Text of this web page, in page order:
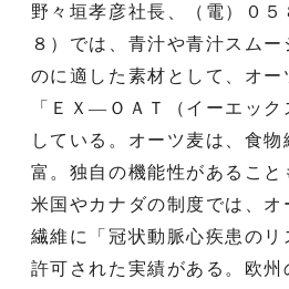
野々垣孝彦社長、（電）０
８）では、青汁や青汁スム
のに適した素材として、オー
「ＥＸ―ＯＡＴ（イーエック
している。オーツ麦は、食
富。独自の機能性があること
米国やカナダの制度では、オ
繊維に「冠状動脈心疾患の
許可された実績がある。欧州